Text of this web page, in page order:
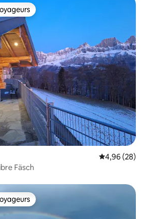
parmi les plus aimés
Note
4,96 (28)
Fäsch
parmi les plus aimés